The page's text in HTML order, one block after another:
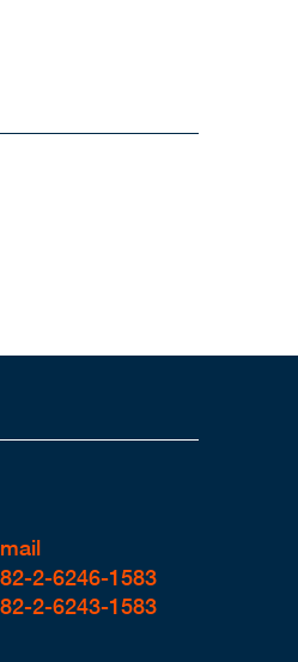
2-6246-1583
2-6243-1583